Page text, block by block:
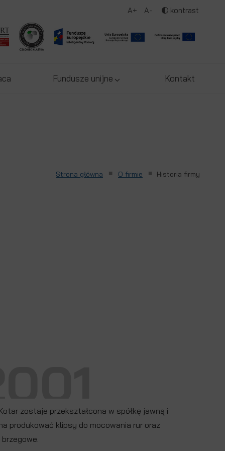
A+ A- kontrast
Fundusze unijne Kontakt
Strona główna ■ O firmie ■ Historia firmy
zostaje przekształcona w spółkę jawną i
produkować klipsy do mocowania rur oraz